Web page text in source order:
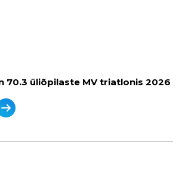
70.3 üliõpilaste MV triatlonis 2026